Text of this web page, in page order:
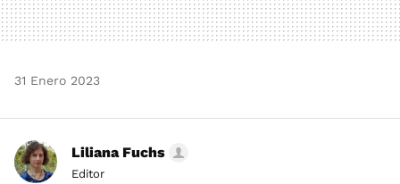
31 Enero 2023
Liliana Fuchs
Editor